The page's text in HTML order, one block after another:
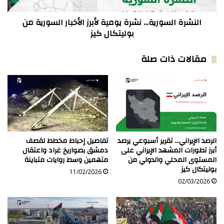
بوليتكال
النشرة السورية… نشرة يومية لأبرز الأخبار السورية من
بوليتكال كيز
مقالات ذات صلة
الرصد الإيراني… تقرير أسبوعي يرصد
أبرز تطورات المشهد الإيراني على
المستوى المحلي والدولي من
بوليتكال كيز
02/03/2026
تفاصيل إحباط مخطط لقصف
دمشق بصواريخ غراد واعتقال
متهمين وسط روايات متباينة
11/02/2026